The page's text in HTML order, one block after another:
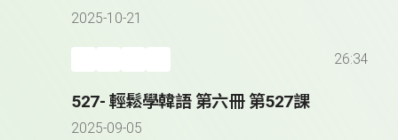
2025-10-21
26:34
527- 輕鬆學韓語 第六冊 第527課
2025-09-05